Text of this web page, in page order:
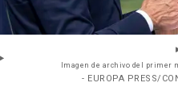
Imagen de archivo del primer
- EUROPA PRESS/